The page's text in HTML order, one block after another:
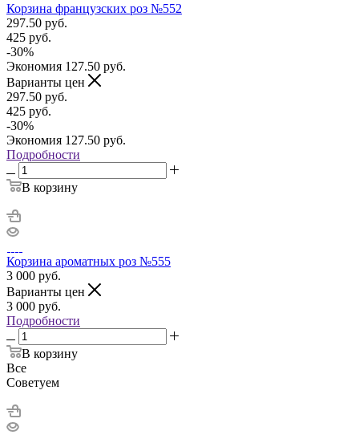
Корзина французских роз №552
297.50 руб.
425 руб.
-30%
Экономия 127.50 руб.
Варианты цен
297.50 руб.
425 руб.
-30%
Экономия 127.50 руб.
Подробности
В корзину
Корзина ароматных роз №555
3 000 руб.
Варианты цен
3 000 руб.
Подробности
В корзину
Все
Советуем